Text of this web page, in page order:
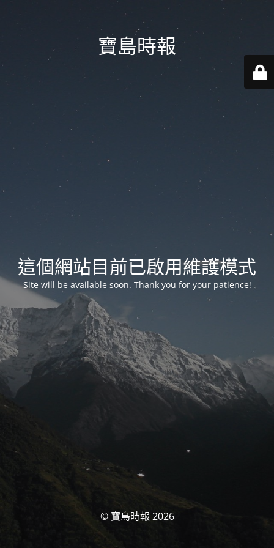
寶島時報
這個網站目前已啟用維護模式
Site will be available soon. Thank you for your patience!
© 寶島時報 2026